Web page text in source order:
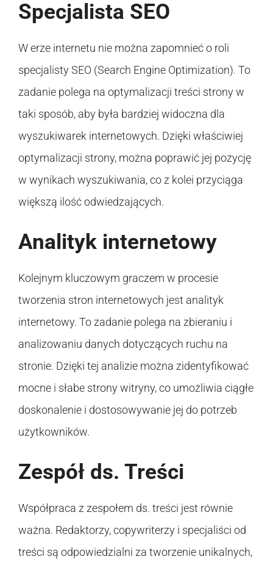
Specjalista SEO
W erze internetu nie można zapomnieć o roli
specjalisty SEO (Search Engine Optimization). To
zadanie polega na optymalizacji treści strony w
taki sposób, aby była bardziej widoczna dla
wyszukiwarek internetowych. Dzięki właściwiej
optymalizacji strony, można poprawić jej pozycję
w wynikach wyszukiwania, co z kolei przyciąga
większą ilość odwiedzających.
Analityk internetowy
Kolejnym kluczowym graczem w procesie
tworzenia stron internetowych jest analityk
internetowy. To zadanie polega na zbieraniu i
analizowaniu danych dotyczących ruchu na
stronie. Dzięki tej analizie można zidentyfikować
mocne i słabe strony witryny, co umożliwia ciągłe
doskonalenie i dostosowywanie jej do potrzeb
użytkowników.
Zespół ds. Treści
Współpraca z zespołem ds. treści jest równie
ważna. Redaktorzy, copywriterzy i specjaliści od
treści są odpowiedzialni za tworzenie unikalnych,